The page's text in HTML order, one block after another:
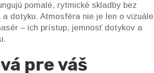
pomalé, rytmické skladby bez
dotyku. Atmosféra nie je len o vizuále
– ich prístup, jemnosť dotykov a
pre váš